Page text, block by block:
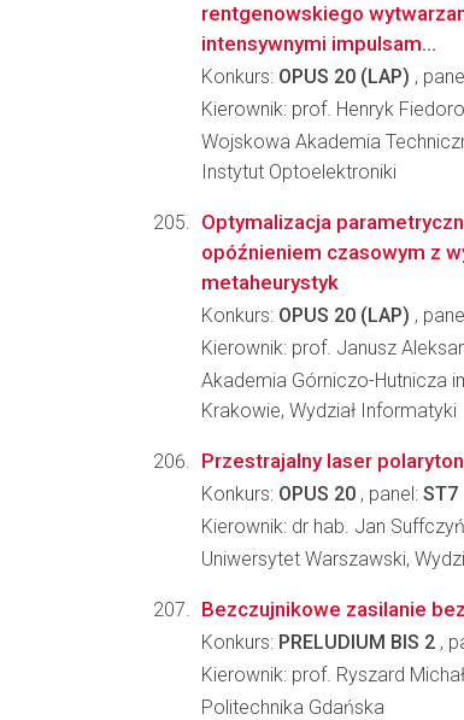
rentgenowskiego
intensywnymi impulsam...
Konkurs: OPUS 20 (LAP) ,
Kierownik: prof. Henryk
Wojskowa Akademia
Instytut Optoelektroniki
Optymalizacja
opóźnieniem czasowym z
metaheurystyk
Konkurs: OPUS 20 (LAP) ,
Kierownik: prof. Janusz
Akademia Górniczo-Hutnicza
Krakowie, Wydział Informatyki
Przestrajalny laser
Konkurs: OPUS 20 , panel: ST7
Kierownik: dr hab. Jan
Uniwersytet Warszawski,
Bezczujnikowe zasilanie
Konkurs: PRELUDIUM BIS 2 ,
Kierownik: prof. Ryszard
Politechnika Gdańska